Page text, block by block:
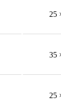
25
35
25